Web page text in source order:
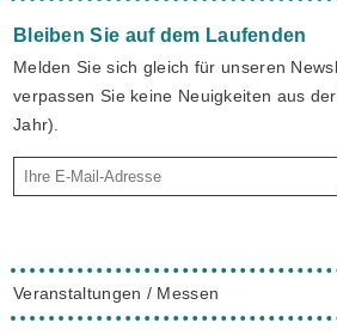
Bleiben Sie auf dem Laufenden
Melden Sie sich gleich für unseren
verpassen Sie keine Neuigkeiten aus
Jahr).
Veranstaltungen / Messen